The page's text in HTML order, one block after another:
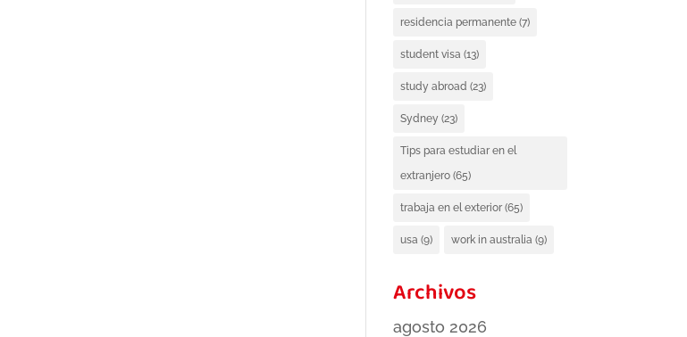
residencia permanente (7)
student visa (13)
study abroad (23)
Sydney (23)
Tips para estudiar en el
extranjero (65)
trabaja en el exterior (65)
usa (9) work in australia (9)
Archivos
agosto 2026